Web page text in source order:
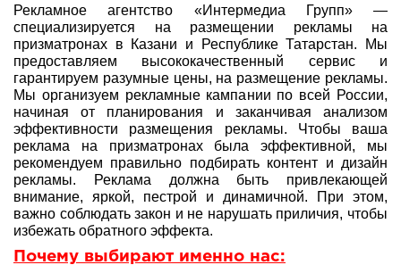
Рекламное агентство «Интермедиа Групп» —
специализируется на размещении рекламы на
призматронах в Казани и Республике Татарстан. Мы
предоставляем высококачественный сервис и
гарантируем разумные цены, на размещение рекламы.
Мы организуем рекламные кампании по всей России,
начиная от планирования и заканчивая анализом
эффективности размещения рекламы. Чтобы ваша
реклама на призматронах была эффективной, мы
рекомендуем правильно подбирать контент и дизайн
рекламы. Реклама должна быть привлекающей
внимание, яркой, пестрой и динамичной. При этом,
важно соблюдать закон и не нарушать приличия, чтобы
избежать обратного эффекта.
Почему выбирают именно нас: